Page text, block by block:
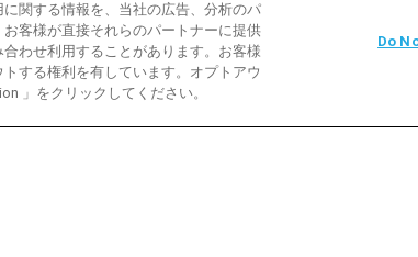
中古車用語説明
プライバシーポリシー
関する情報を、当社の広告、分析のパ
客様が直接それらのパートナーに提供
わせ利用することがあります。お客様
する権利を有しています。オプトアウ
」をクリックしてください。
Do